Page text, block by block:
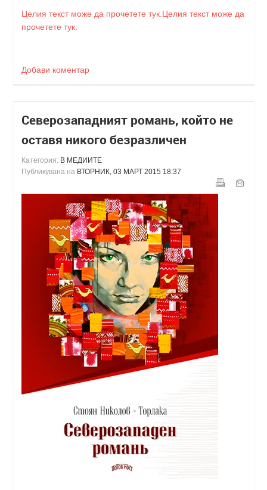
Целия текст може да прочетете тук.Целия текст може да
прочетете тук.
Добави коментар
Северозападният романь, който не
оставя никого безразличен
Категория: В МЕДИИТЕ
Публикувана на ВТОРНИК, 03 МАРТ 2015 18:37